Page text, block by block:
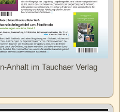
Anhalt im Tauchaer Verlag